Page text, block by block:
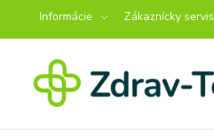
Informácie Zákaznícky servis